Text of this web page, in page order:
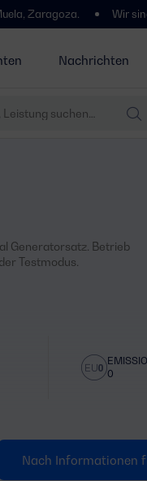
Nachrichten
Wir sind
Generatorsatz. Betrieb
Testmodus.
0
Nach Informationen